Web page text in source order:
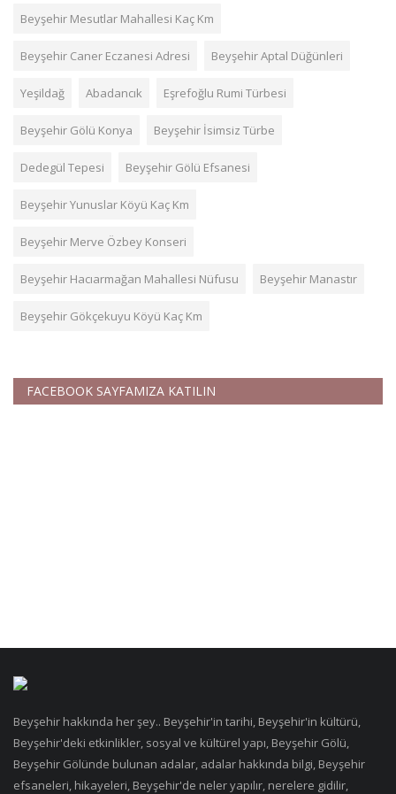
Beyşehir Mesutlar Mahallesi Kaç Km
Beyşehir Caner Eczanesi Adresi Beyşehir Aptal Düğünleri
Yeşildağ Abadancık Eşrefoğlu Rumi Türbesi
Beyşehir Gölü Konya Beyşehir İsimsiz Türbe
Dedegül Tepesi Beyşehir Gölü Efsanesi
Beyşehir Yunuslar Köyü Kaç Km
Beyşehir Merve Özbey Konseri
Beyşehir Hacıarmağan Mahallesi Nüfusu Beyşehir Manastır
Beyşehir Gökçekuyu Köyü Kaç Km
FACEBOOK SAYFAMIZA KATILIN
Beyşehir hakkında her şey.. Beyşehir'in tarihi, Beyşehir'in kültürü,
Beyşehir'deki etkinlikler, sosyal ve kültürel yapı, Beyşehir Gölü,
Beyşehir Gölünde bulunan adalar, adalar hakkında bilgi, Beyşehir
efsaneleri, hikayeleri, Beyşehir'de neler yapılır, nerelere gidilir,